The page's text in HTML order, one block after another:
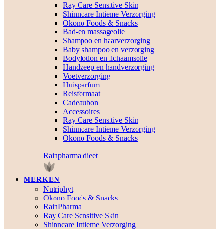
Ray Care Sensitive Skin
Shinncare Intieme Verzorging
Okono Foods & Snacks
Bad-en massageolie
Shampoo en haarverzorging
Baby shampoo en verzorging
Bodylotion en lichaamsolie
Handzeep en handverzorging
Voetverzorging
Huisparfum
Reisformaat
Cadeaubon
Accessoires
Ray Care Sensitive Skin
Shinncare Intieme Verzorging
Okono Foods & Snacks
Rainpharma dieet
MERKEN
Nutriphyt
Okono Foods & Snacks
RainPharma
Ray Care Sensitive Skin
Shinncare Intieme Verzorging